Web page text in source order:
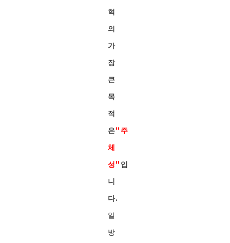
혁
의
가
장
큰
목
적
은"주
체
성" 입
니
다.
일
방